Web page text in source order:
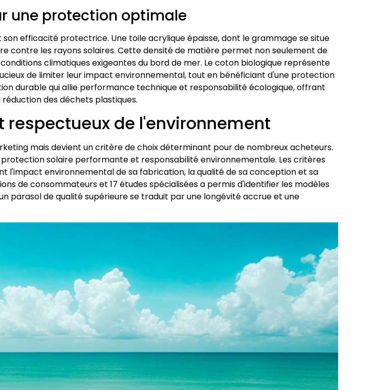
une protection optimale
efficacité protectrice. Une toile acrylique épaisse, dont le grammage se situe
contre les rayons solaires. Cette densité de matière permet non seulement de
climatiques exigeantes du bord de mer. Le coton biologique représente
de limiter leur impact environnemental, tout en bénéficiant d'une protection
durable qui allie performance technique et responsabilité écologique, offrant
des déchets plastiques.
de l'environnement
mais devient un critère de choix déterminant pour de nombreux acheteurs.
solaire performante et responsabilité environnementale. Les critères
l'impact environnemental de sa fabrication, la qualité de sa conception et sa
de consommateurs et 17 études spécialisées a permis d'identifier les modèles
parasol de qualité supérieure se traduit par une longévité accrue et une